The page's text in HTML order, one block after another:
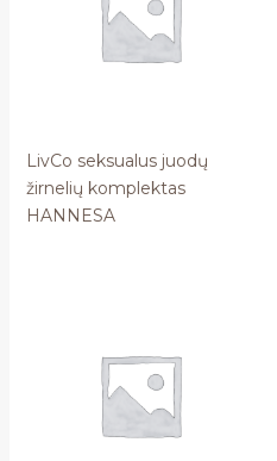
LivCo seksualus juodų
žirnelių komplektas
HANNESA